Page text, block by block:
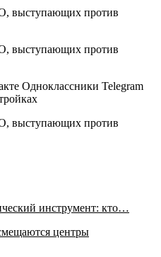
Одноклассники Telegram
инструмент: кто…
центры